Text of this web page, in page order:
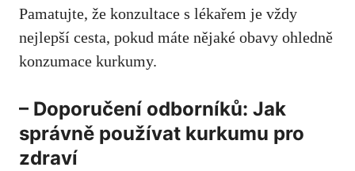
Pamatujte, ⁤že ⁤konzultace‌ s lékařem je vždy
nejlepší cesta, ‌pokud​ máte nějaké obavy ohledně
konzumace kurkumy.
– Doporučení odborníků: Jak
správně používat kurkumu pro
zdraví